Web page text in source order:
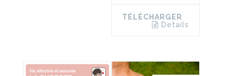
TÉLÉCHARGER
Details